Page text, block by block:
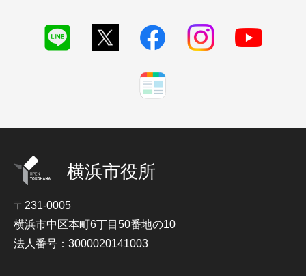
横浜市役所
〒231-0005
横浜市中区本町6丁目50番地の10
法人番号：3000020141003